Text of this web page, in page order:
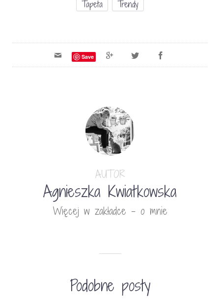
Tapeta Trendy
Save
AUTOR
Agnieszka Kwiatkowska
Więcej w zakładce - o mnie
Podobne posty